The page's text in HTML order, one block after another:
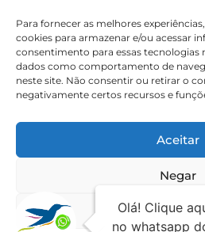
Para fornecer as melhores
cookies para armazenar e/ou acessar
consentimento para essas tecnologias
dados como comportamento de
neste site. Não consentir ou retirar o
negativamente certos recursos e
Aceitar
Negar
Ver
CALDAS
SEDE
62 3095-6530 / 62 3236-7350 /
8:30h às 17:30h
Rua 56 – Palácio
Jardim Goiás, Goiânia-GO, CEP